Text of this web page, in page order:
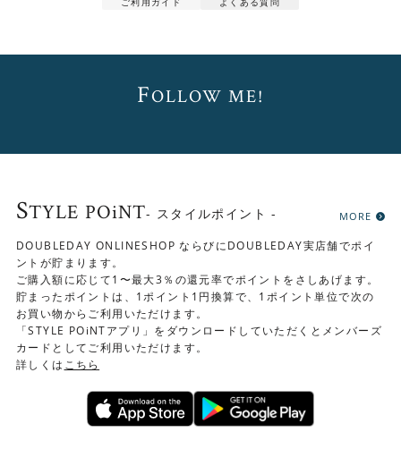
●直径105cmの商品詳詳細ページはこちら
FRANKシリーズ一覧はこ
ちら▶
ご利用ガイド よくある質問
FOLLOW ME!
STYLE POiNT- スタイルポイント - MORE
DOUBLEDAY ONLINESHOP ならびにDOUBLEDAY実店舗でポイ
ントが貯まります。
ご購入額に応じて1〜最大3％の還元率でポイントをさしあげます。
貯まったポイントは、1ポイント1円換算で、1ポイント単位で次の
お買い物からご利用いただけます。
「STYLE POiNTアプリ」をダウンロードしていただくとメンバーズ
カードとしてご利用いただけます。
詳しくは こちら